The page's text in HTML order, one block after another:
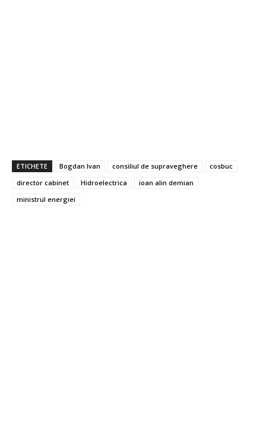
ETICHETE Bogdan Ivan consiliul de supraveghere
cosbuc
director cabinet
Hidroelectrica
ioan alin demian
ministrul energiei